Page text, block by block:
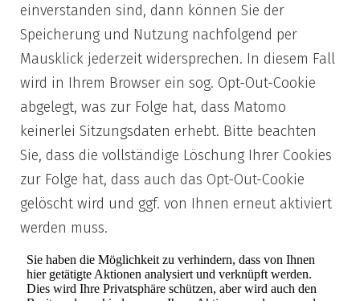
einverstanden sind, dann können Sie der
Speicherung und Nutzung nachfolgend per
Mausklick jederzeit widersprechen. In diesem Fall
wird in Ihrem Browser ein sog. Opt-Out-Cookie
abgelegt, was zur Folge hat, dass Matomo
keinerlei Sitzungsdaten erhebt. Bitte beachten
Sie, dass die vollständige Löschung Ihrer Cookies
zur Folge hat, dass auch das Opt-Out-Cookie
gelöscht wird und ggf. von Ihnen erneut aktiviert
werden muss.